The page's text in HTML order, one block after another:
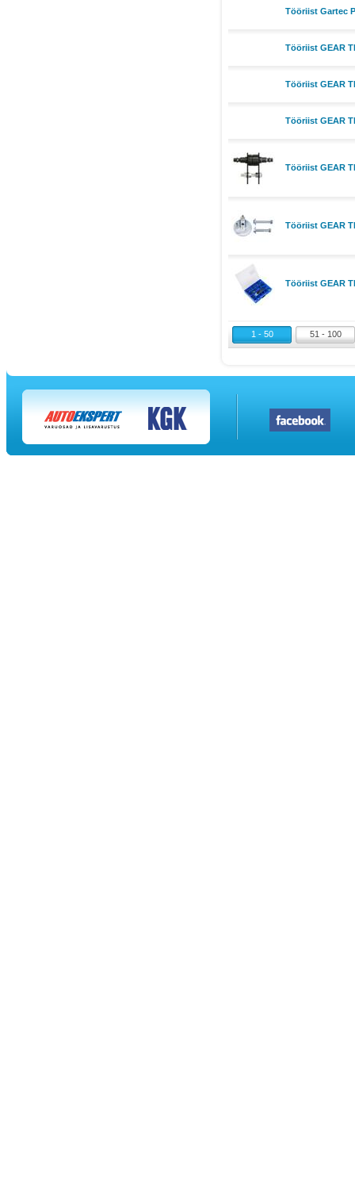
Tööriist Gartec
Tööriist GEAR
Tööriist GEAR
Tööriist GEAR
Tööriist GEAR
Tööriist GEAR
Tööriist GEAR
1 - 50 51 - 100